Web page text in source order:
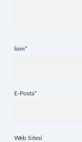
İsim*
E-Posta*
Web Sitesi